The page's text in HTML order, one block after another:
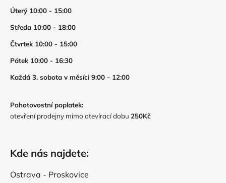
Úterý 10:00 - 15:00
Středa 10:00 - 18:00
Čtvrtek 10:00 - 15:00
Pátek 10:00 - 16:30
Každá 3. sobota v měsíci 9:00 - 12:00
Pohotovostní poplatek:
otevření prodejny mimo otevírací dobu 250Kč
Kde nás najdete:
Ostrava - Proskovice